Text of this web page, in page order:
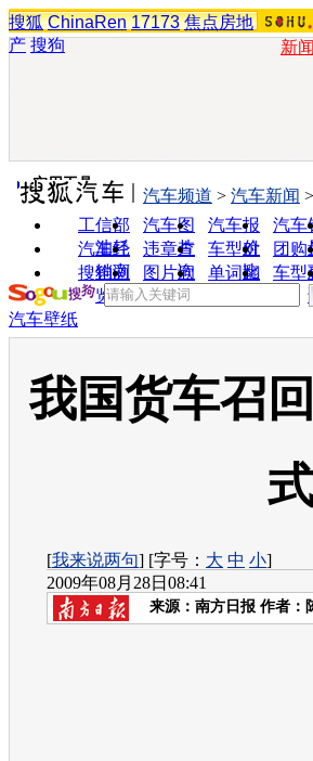
搜狐 ChinaRen 17173 焦点房地
产 搜狗 新闻
实用工具
工信部
油耗
汽车图
片
汽车报
价
汽车
汽车经
销商
违章查
询
车型对
比
团购
搜狗浏
览器
图片欣
赏
单词翻
车型
汽车频道 > 汽车新闻 >
汽车壁纸
我国货车召
[我来说两句] [字号： 大 中 小]
2009年08月28日08:41
来源： 南方日报 作者：